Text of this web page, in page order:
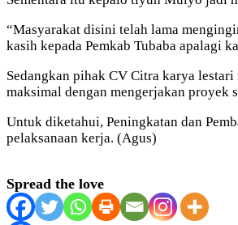
“Masyarakat disini telah lama
kasih kepada Pemkab Tubaba apalagi
Sedangkan pihak CV Citra karya
maksimal dengan mengerjakan proyek
Untuk diketahui, Peningkatan dan
pelaksanaan kerja. (Agus)
Spread the love